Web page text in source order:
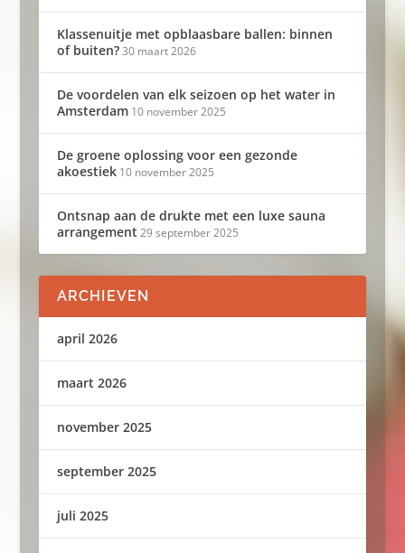
Klassenuitje met opblaasbare ballen: binnen
of buiten? 30 maart 2026
De voordelen van elk seizoen op het water in
Amsterdam 10 november 2025
De groene oplossing voor een gezonde
akoestiek 10 november 2025
Ontsnap aan de drukte met een luxe sauna
arrangement 29 september 2025
ARCHIEVEN
april 2026
maart 2026
november 2025
september 2025
juli 2025